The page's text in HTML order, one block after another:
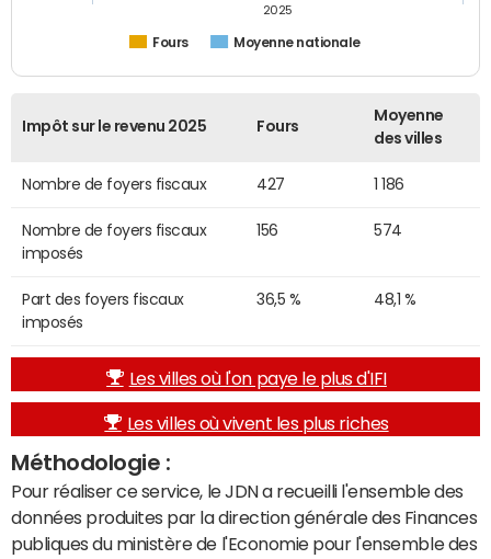
Fours Moyenne nationale
2025
Impôt sur le revenu 2025 Fours
Moyenne
des villes
Nombre de foyers fiscaux 427 1 186
Nombre de foyers fiscaux
imposés
156 574
Part des foyers fiscaux
imposés
36,5 % 48,1 %
Les villes où l'on paye le plus d'IFI
Les villes où vivent les plus riches
Méthodologie :
Pour réaliser ce service, le JDN a recueilli l'ensemble des
données produites par la direction générale des Finances
publiques du ministère de l'Economie pour l'ensemble des